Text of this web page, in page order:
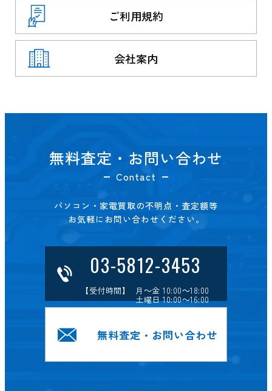
ご利用規約
会社案内
無料査定・お問い合わせ
Contact
パソコン・家電買取の不明点・査定額等
お気軽にお問い合わせください。
03-5812-3453
【受付時間】 月～金 10:00～18:00
土曜日 10:00～16:00
無料査定・お問い合わせ